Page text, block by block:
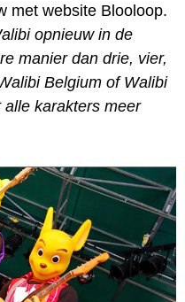
met website Blooloop.
opnieuw in de
manier dan drie, vier,
Belgium of Walibi
karakters meer